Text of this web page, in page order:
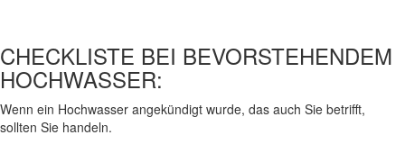
CHECKLISTE BEI BEVORSTEHENDEM
HOCHWASSER:
Wenn ein Hochwasser angekündigt wurde, das auch Sie betrifft,
sollten Sie handeln.